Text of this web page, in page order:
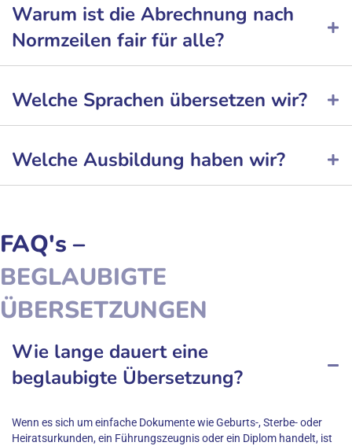
Warum ist die Abrechnung nach
Normzeilen fair für alle?
Welche Sprachen übersetzen wir?
Welche Ausbildung haben wir?
FAQ's –
BEGLAUBIGTE
ÜBERSETZUNGEN
Wie lange dauert eine
beglaubigte Übersetzung?
Wenn es sich um einfache Dokumente wie Geburts-, Sterbe- oder
Heiratsurkunden, ein Führungszeugnis oder ein Diplom handelt, ist